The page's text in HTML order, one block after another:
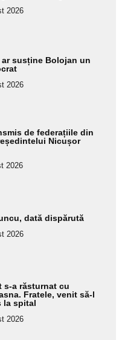
2026
susține Bolojan un
2026
de federațiile din
Nicușor
2026
dată dispărută
2026
s-a răsturnat cu
Fratele, venit să-l
la spital
2026